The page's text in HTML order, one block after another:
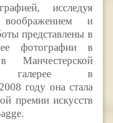
исследуя
и
представлены в
фотографии в
Манчестерской
галерее в
году она стала
премии искусств